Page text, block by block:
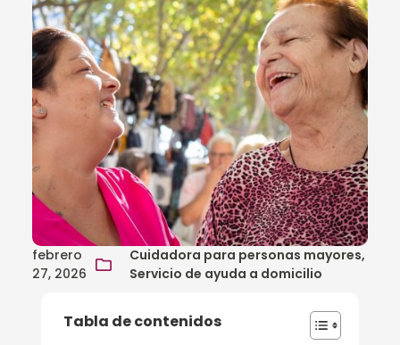
Cuidadora para personas mayores,
Servicio de ayuda a domicilio
febrero
27, 2026
Tabla de contenidos